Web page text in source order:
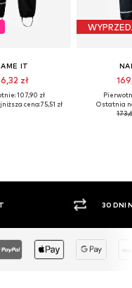
IT
zł
107,90 zł
cena:75,51 zł
Ostatnia
30 DNI NA ZWROT